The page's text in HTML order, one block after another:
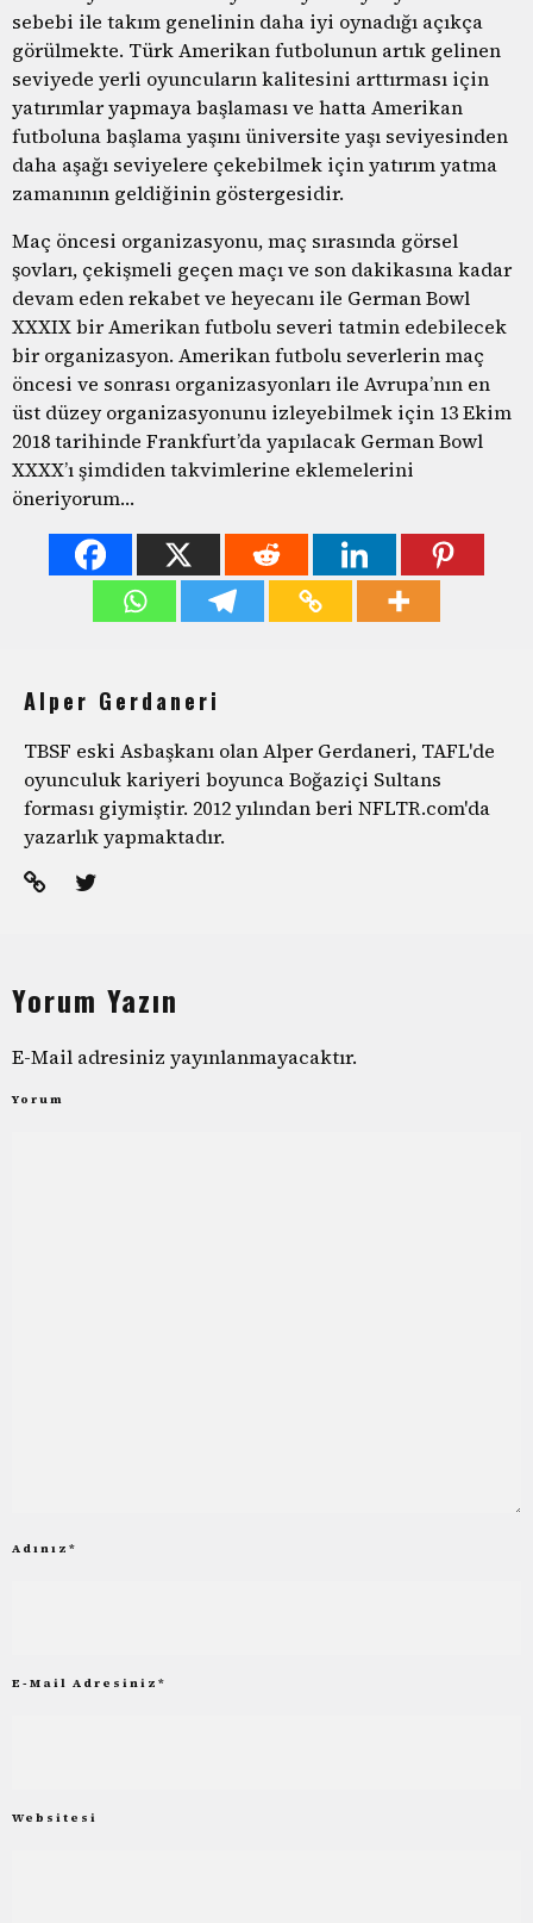
sebebi ile takım genelinin daha iyi oynadığı açıkça
görülmekte. Türk Amerikan futbolunun artık gelinen
seviyede yerli oyuncuların kalitesini arttırması için
yatırımlar yapmaya başlaması ve hatta Amerikan
futboluna başlama yaşını üniversite yaşı seviyesinden
daha aşağı seviyelere çekebilmek için yatırım yatma
zamanının geldiğinin göstergesidir.
Maç öncesi organizasyonu, maç sırasında görsel
şovları, çekişmeli geçen maçı ve son dakikasına kadar
devam eden rekabet ve heyecanı ile German Bowl
XXXIX bir Amerikan futbolu severi tatmin edebilecek
bir organizasyon. Amerikan futbolu severlerin maç
öncesi ve sonrası organizasyonları ile Avrupa’nın en
üst düzey organizasyonunu izleyebilmek için 13 Ekim
2018 tarihinde Frankfurt’da yapılacak German Bowl
XXXX’ı şimdiden takvimlerine eklemelerini
öneriyorum…
Alper Gerdaneri
TBSF eski Asbaşkanı olan Alper Gerdaneri, TAFL'de
oyunculuk kariyeri boyunca Boğaziçi Sultans
forması giymiştir. 2012 yılından beri NFLTR.com'da
yazarlık yapmaktadır.
Yorum Yazın
E-Mail adresiniz yayınlanmayacaktır.
Yorum
Adınız *
E-Mail Adresiniz *
Websitesi